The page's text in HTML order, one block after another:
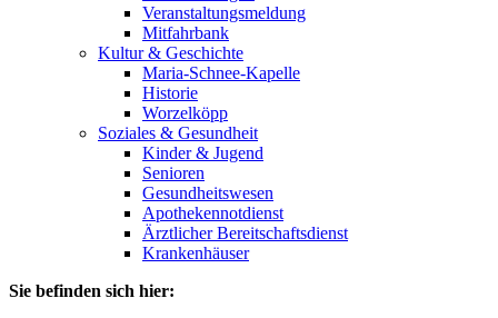
Veranstaltungsmeldung
Mitfahrbank
Kultur & Geschichte
Maria-Schnee-Kapelle
Historie
Worzelköpp
Soziales & Gesundheit
Kinder & Jugend
Senioren
Gesundheitswesen
Apothekennotdienst
Ärztlicher Bereitschaftsdienst
Krankenhäuser
Sie befinden sich hier: